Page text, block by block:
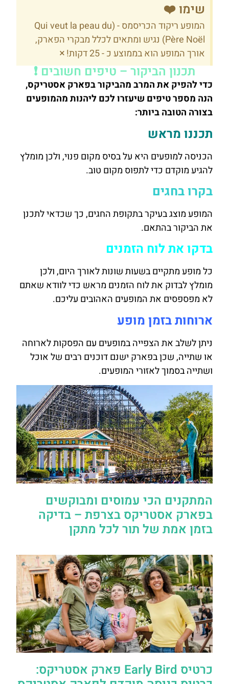
שימו ❤️
המופע ריקוד הכריסמס - (Qui veut la peau du
Père Noël) נגיש ומתאים לכלל מבקרי הפארק,
אורך המופע הוא בממוצע כ - 25 דקות!
×
תכנון הביקור – טיפים חשובים ❗
כדי להפיק את המרב מהביקור בפארק אסטריקס,
הנה מספר טיפים שיעזרו לכם ליהנות מהמופעים
בצורה הטובה ביותר:
תכננו מראש
הכניסה למופעים היא על בסיס מקום פנוי, ולכן מומלץ
להגיע מוקדם כדי לתפוס מקום טוב.
בקרו בחגים
המופע מוצג בעיקר בתקופת החגים, כך שכדאי לתכנן
את הביקור בהתאם.
בדקו את לוח הזמנים
כל מופע מתקיים בשעות שונות לאורך היום, ולכן
מומלץ לבדוק את לוח הזמנים מראש כדי לוודא שאתם
לא מפספסים את המופעים האהובים עליכם.
ארוחות בזמן מופע
ניתן לשלב את הצפייה במופעים עם הפסקות לארוחה
או שתייה, שכן בפארק ישנם דוכנים רבים של אוכל
ושתייה בסמוך לאזורי המופעים.
המתקנים הכי עמוסים ומבוקשים
בפארק אסטריקס בצרפת – בדיקה
בזמן אמת של תור לכל מתקן
כרטיס Early Bird פארק אסטריקס: